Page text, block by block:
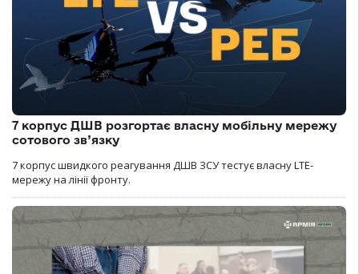
7 корпус ДШВ розгортає власну мобільну мережу
сотового зв’язку
7 корпус швидкого реагування ДШВ ЗСУ тестує власну LTE-
мережу на лінії фронту.